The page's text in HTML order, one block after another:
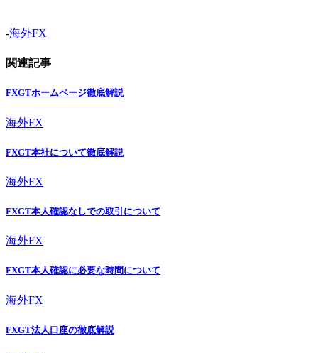
-海外FX
関連記事
FXGTホームページ徹底解説
海外FX
FXGT本社について徹底解説
海外FX
FXGT本人確認なしでの取引について
海外FX
FXGT本人確認に必要な時間について
海外FX
FXGT法人口座の徹底解説